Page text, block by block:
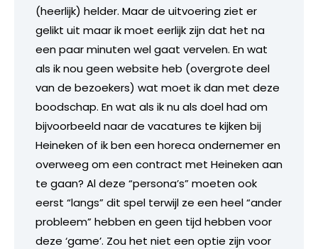
(heerlijk) helder. Maar de uitvoering ziet er
gelikt uit maar ik moet eerlijk zijn dat het na
een paar minuten wel gaat vervelen. En wat
als ik nou geen website heb (overgrote deel
van de bezoekers) wat moet ik dan met deze
boodschap. En wat als ik nu als doel had om
bijvoorbeeld naar de vacatures te kijken bij
Heineken of ik ben een horeca ondernemer en
overweeg om een contract met Heineken aan
te gaan? Al deze “persona’s” moeten ook
eerst “langs” dit spel terwijl ze een heel “ander
probleem” hebben en geen tijd hebben voor
deze ‘game’. Zou het niet een optie zijn voor